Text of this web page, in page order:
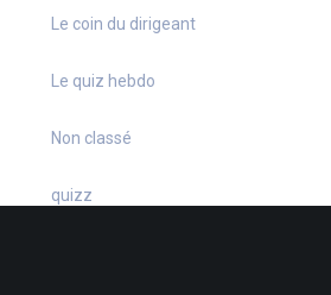
Le coin du dirigeant
Le quiz hebdo
Non classé
quizz